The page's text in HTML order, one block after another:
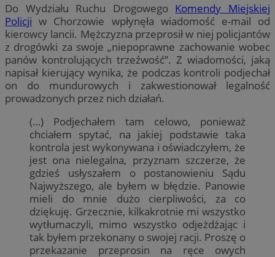
Do Wydziału Ruchu Drogowego Komendy Miejskiej
Policji w Chorzowie wpłynęła wiadomość e-mail od
kierowcy lancii. Mężczyzna przeprosił w niej policjantów
z drogówki za swoje „niepoprawne zachowanie wobec
panów kontrolujących trzeźwość”. Z wiadomości, jaką
napisał kierujący wynika, że podczas kontroli podjechał
on do mundurowych i zakwestionował legalność
prowadzonych przez nich działań.
(…) Podjechałem tam celowo, ponieważ
chciałem spytać, na jakiej podstawie taka
kontrola jest wykonywana i oświadczyłem, że
jest ona nielegalna, przyznam szczerze, że
gdzieś usłyszałem o postanowieniu Sądu
Najwyższego, ale byłem w błędzie. Panowie
mieli do mnie dużo cierpliwości, za co
dziękuję. Grzecznie, kilkakrotnie mi wszystko
wytłumaczyli, mimo wszystko odjeżdżając i
tak byłem przekonany o swojej racji. Proszę o
przekazanie przeprosin na ręce owych